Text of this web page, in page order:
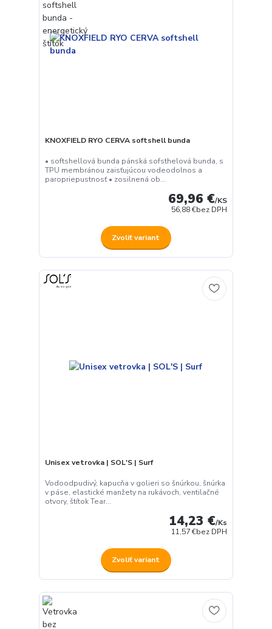
KNOXFIELD RYO CERVA softshell bunda
• softshellová bunda pánská sofsthelová bunda, s
TPU membránou zaisťujúcou vodeodolnos a
paropriepustnosť • zosilnená ob...
69,96 €/KS
56,88 €bez DPH
Zvoliť variant
Unisex vetrovka | SOL'S | Surf
Vodoodpudivý, kapucňa v golieri so šnúrkou, šnúrka
v páse, elastické manžety na rukávoch, ventilačné
otvory, štítok Tear...
14,23 €/Ks
11,57 €bez DPH
Zvoliť variant